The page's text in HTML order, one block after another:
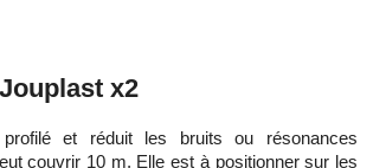
x2
et réduit les bruits ou résonances
couvrir 10 m. Elle est à positionner sur les